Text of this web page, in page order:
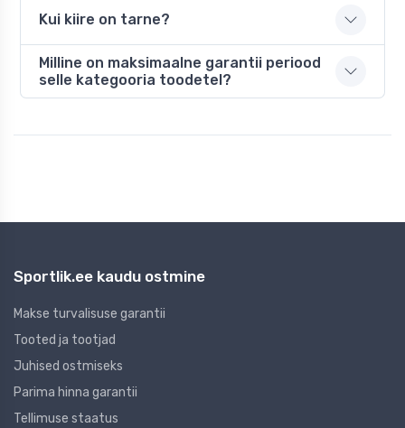
Kui kiire on tarne?
Milline on maksimaalne garantii periood
selle kategooria toodetel?
Sportlik.ee kaudu ostmine
Makse turvalisuse garantii
Tooted ja tootjad
Juhised ostmiseks
Parima hinna garantii
Tellimuse staatus